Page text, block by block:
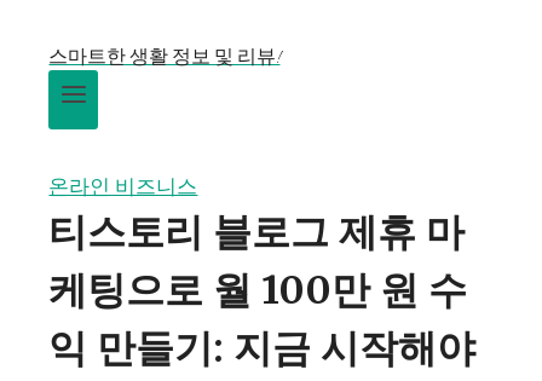
스마트한 생활 정보 및 리뷰!
온라인 비즈니스
티스토리 블로그 제휴 마
케팅으로 월 100만 원 수
익 만들기: 지금 시작해야